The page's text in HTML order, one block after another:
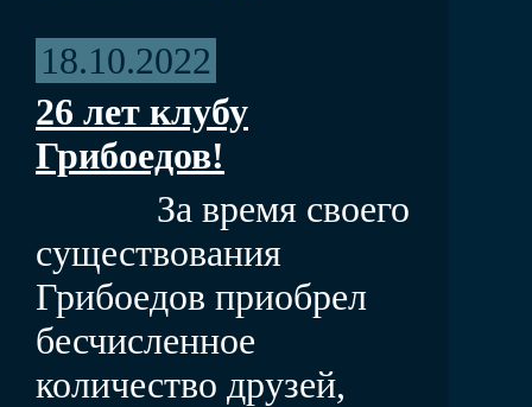
18.10.2022
26 лет клубу
Грибоедов!
За время своего
существования
Грибоедов приобрел
бесчисленное
количество друзей,